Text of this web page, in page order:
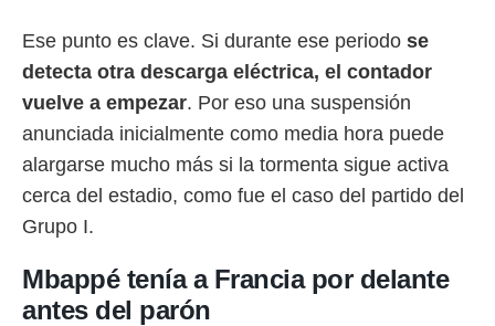
Ese punto es clave. Si durante ese periodo se
detecta otra descarga eléctrica, el contador
vuelve a empezar. Por eso una suspensión
anunciada inicialmente como media hora puede
alargarse mucho más si la tormenta sigue activa
cerca del estadio, como fue el caso del partido del
Grupo I.
Mbappé tenía a Francia por delante
antes del parón